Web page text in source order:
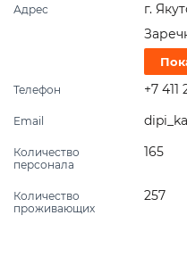
Адрес
г.
Телефон +7
Email
Количество
персонала
165
Количество
проживающих
257